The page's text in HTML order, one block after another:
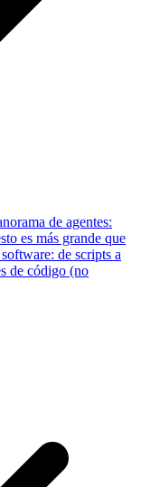
de agentes:
es más grande que
de scripts a
de código (no